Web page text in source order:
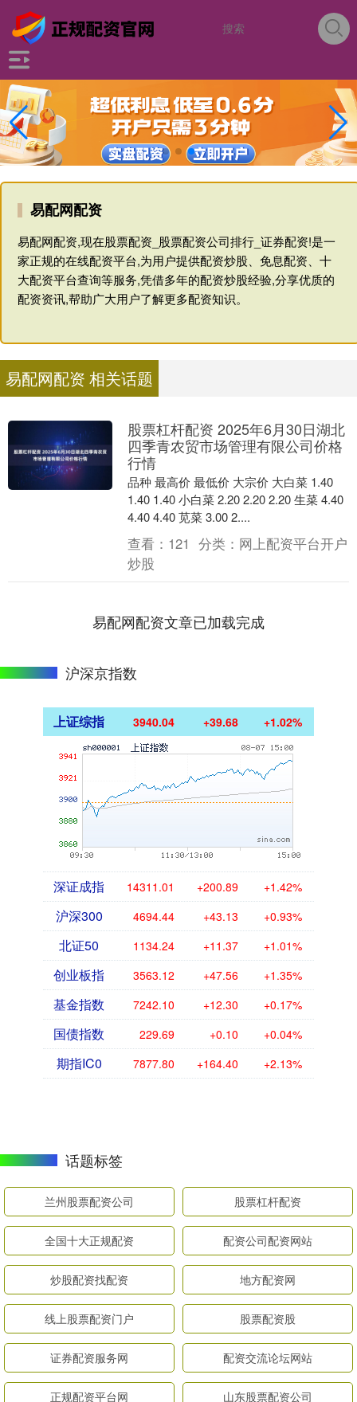
易配网配资
易配网配资,现在股票配资_股票配资公司排行_证券配资!是一
家正规的在线配资平台,为用户提供配资炒股、免息配资、十
大配资平台查询等服务,凭借多年的配资炒股经验,分享优质的
配资资讯,帮助广大用户了解更多配资知识。
易配网配资 相关话题
股票杠杆配资 2025年6月30日湖北
四季青农贸市场管理有限公司价格
行情
品种 最高价 最低价 大宗价 大白菜 1.40
1.40 1.40 小白菜 2.20 2.20 2.20 生菜 4.40
4.40 4.40 苋菜 3.00 2....
查看： 121 分类： 网上配资平台开户
炒股
易配网配资文章已加载完成
沪深京指数
上证综指 3940.04 +39.68 +1.02%
深证成指 14311.01 +200.89 +1.42%
沪深300 4694.44 +43.13 +0.93%
北证50 1134.24 +11.37 +1.01%
创业板指 3563.12 +47.56 +1.35%
基金指数 7242.10 +12.30 +0.17%
国债指数 229.69 +0.10 +0.04%
期指IC0 7877.80 +164.40 +2.13%
话题标签
兰州股票配资公司 股票杠杆配资
全国十大正规配资 配资公司配资网站
炒股配资找配资 地方配资网
线上股票配资门户 股票配资股
证券配资服务网 配资交流论坛网站
正规配资平台网 山东股票配资公司